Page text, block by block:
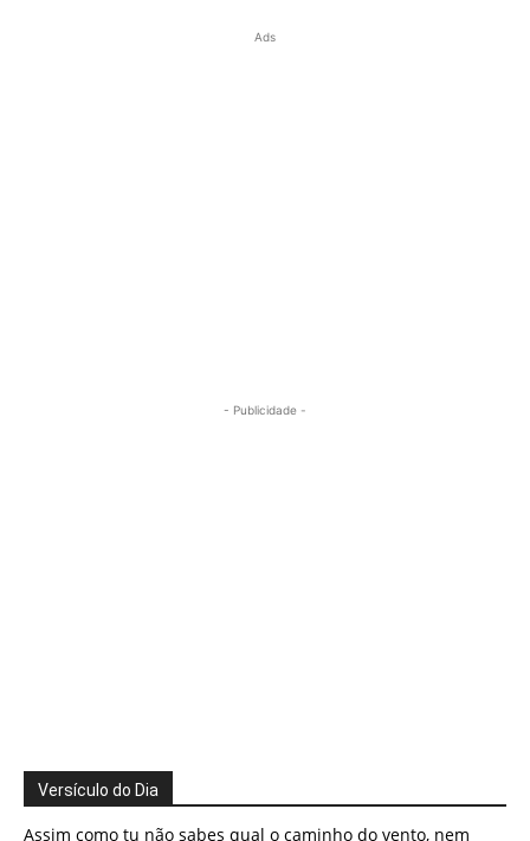
Ads
- Publicidade -
Versículo do Dia
Assim como tu não sabes qual o caminho do vento, nem